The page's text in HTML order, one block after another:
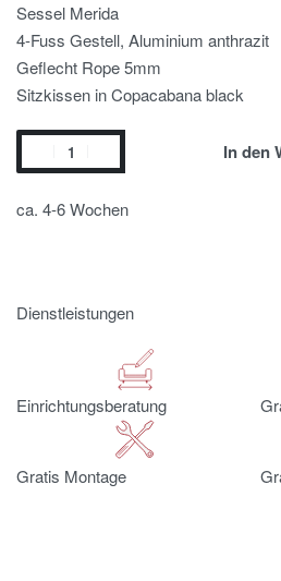
Sessel Merida
4-Fuss Gestell, Aluminium anthrazit
Geflecht Rope 5mm
Sitzkissen in Copacabana black
In den
ca. 4-6 Wochen
Dienstleistungen
Einrichtungsberatung
Gratis Montage